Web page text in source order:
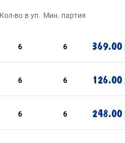
Кол-во в уп. Мин. партия
6 6 369.00
6 6 126.00
6 6 248.00